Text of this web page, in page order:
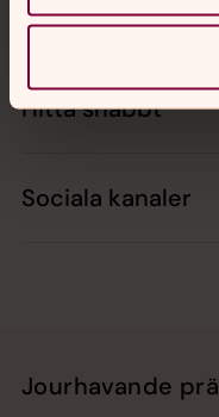
Kalender
Hitta snabbt
Sociala kanaler
Jourhavande